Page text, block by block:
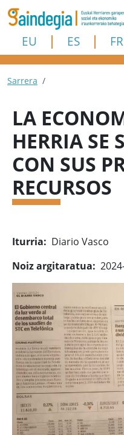
Skip to main content
EU ES FR
Breadcrumb
Sarrera
LA
HERRIA SE
CON SUS
RECURSOS
Iturria
Diario Vasco
Noiz argitaratua